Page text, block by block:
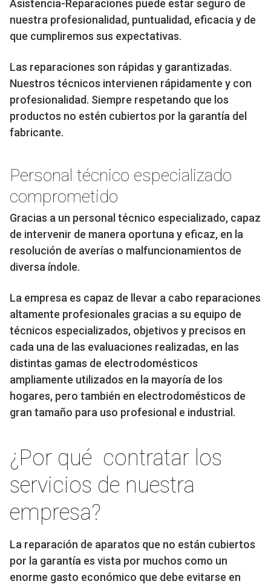
Asistencia-Reparaciones puede estar seguro de
nuestra profesionalidad, puntualidad, eficacia y de
que cumpliremos sus expectativas.
Las reparaciones son rápidas y garantizadas.
Nuestros técnicos intervienen rápidamente y con
profesionalidad. Siempre respetando que los
productos no estén cubiertos por la garantía del
fabricante.
Personal técnico especializado
comprometido
Gracias a un personal técnico especializado, capaz
de intervenir de manera oportuna y eficaz, en la
resolución de averías o malfuncionamientos de
diversa índole.
La empresa es capaz de llevar a cabo reparaciones
altamente profesionales gracias a su equipo de
técnicos especializados, objetivos y precisos en
cada una de las evaluaciones realizadas, en las
distintas gamas de electrodomésticos
ampliamente utilizados en la mayoría de los
hogares, pero también en electrodomésticos de
gran tamaño para uso profesional e industrial.
¿Por qué contratar los
servicios de nuestra
empresa?
La reparación de aparatos que no están cubiertos
por la garantía es vista por muchos como un
enorme gasto económico que debe evitarse en